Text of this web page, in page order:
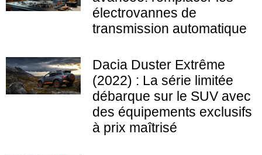
électrovannes de
transmission automatique
Dacia Duster Extrême
(2022) : La série limitée
débarque sur le SUV avec
des équipements exclusifs
à prix maîtrisé